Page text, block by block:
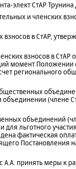
элект СтАР Трунина
и членских
взносов в СтАР,
взносов в СтАР
момент Положении
регионального
(члене
объединений
льготного
фактическая
Постановления
принять меры к